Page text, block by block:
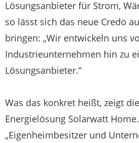
Lösungsanbieter für Strom,
so lässt sich das neue Credo
bringen: „Wir entwickeln uns
Industrieunternehmen hin zu
Lösungsanbieter.“
Was das konkret heißt, zeigt
Energielösung Solarwatt
„Eigenheimbesitzer und